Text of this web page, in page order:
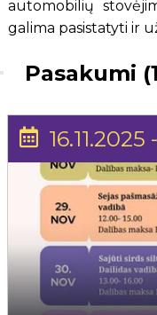
automobilių
galima pasistatyti ir
Pasakumi